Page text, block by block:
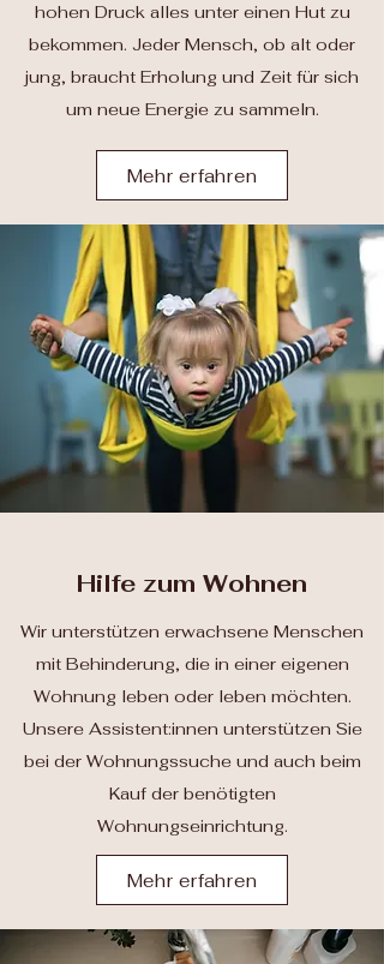
hohen Druck alles unter einen Hut zu
bekommen. Jeder Mensch, ob alt oder
jung, braucht Erholung und Zeit für sich
um neue Energie zu sammeln.
Mehr erfahren
Hilfe zum Wohnen
Wir unterstützen erwachsene Menschen
mit Behinderung, die in einer eigenen
Wohnung leben oder leben möchten.
Unsere Assistent:innen unterstützen Sie
bei der Wohnungssuche und auch beim
Kauf der benötigten
Wohnungseinrichtung.
Mehr erfahren